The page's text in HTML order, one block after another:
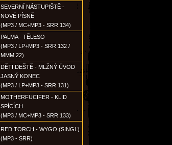
SEVERNÍ NÁSTUPIŠTĚ -
NOVÉ PÍSNĚ
(MP3 / MC+MP3 - SRR 134)
PALMA - TĚLESO
(MP3 / LP+MP3 - SRR 132 /
MMM 22)
DĚTI DEŠTĚ - MLŽNÝ ÚVOD
JASNÝ KONEC
(MP3 / LP+MP3 - SRR 131)
MOTHERFUCIFER - KLID
SPÍCÍCH
(MP3 / MC+MP3 - SRR 133)
RED TORCH - WYGO (SINGL)
(MP3 - SRR)